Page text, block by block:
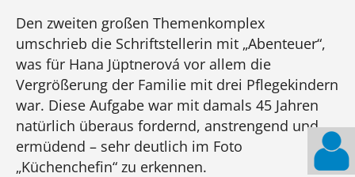
Den zweiten großen Themenkomplex
umschrieb die Schriftstellerin mit „Abenteuer“,
was für Hana Jüptnerová vor allem die
Vergrößerung der Familie mit drei Pflegekindern
war. Diese Aufgabe war mit damals 45 Jahren
natürlich überaus fordernd, anstrengend und
ermüdend – sehr deutlich im Foto
„Küchenchefin“ zu erkennen.